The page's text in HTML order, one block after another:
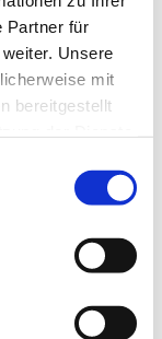
Partner für
Unsere
mit
bereitgestellt
auch
und
in ihrer